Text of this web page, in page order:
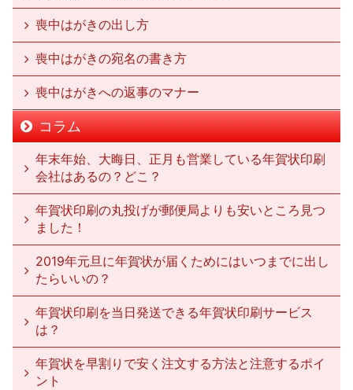
喪中はがきの出し方
喪中はがきの宛名の書き方
喪中はがきへの返事のマナー
コラム
年末年始、大晦日、正月も営業している年賀状印刷
会社はあるの？どこ？
年賀状印刷の丸投げが郵便局よりも安いところ見つ
ました！
2019年元旦に年賀状が届くためにはいつまでに出し
たらいいの？
年賀状印刷を当日発送できる年賀状印刷サービス
は？
年賀状を早割りで安く注文する方法と注意するポイ
ント